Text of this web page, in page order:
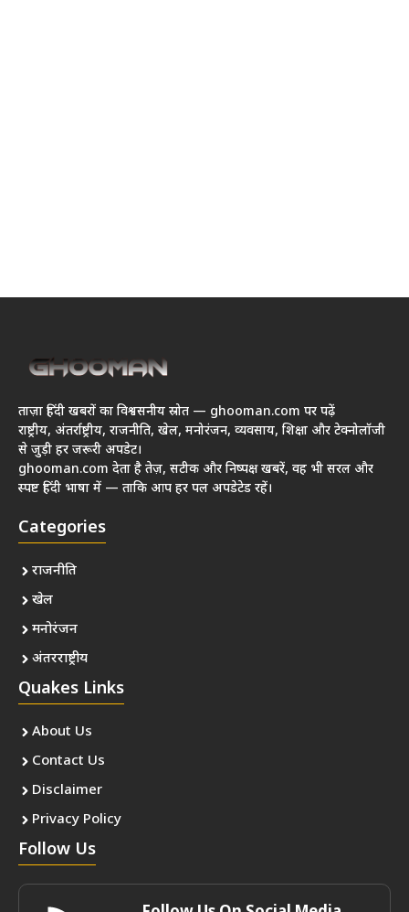
ताज़ा हिंदी खबरों का विश्वसनीय स्रोत — ghooman.com पर पढ़ें
राष्ट्रीय, अंतर्राष्ट्रीय, राजनीति, खेल, मनोरंजन, व्यवसाय, शिक्षा और टेक्नोलॉजी
से जुड़ी हर जरूरी अपडेट।
ghooman.com देता है तेज़, सटीक और निष्पक्ष खबरें, वह भी सरल और
स्पष्ट हिंदी भाषा में — ताकि आप हर पल अपडेटेड रहें।
Categories
राजनीति
खेल
मनोरंजन
अंतरराष्ट्रीय
Quakes Links
About Us
Contact Us
Disclaimer
Privacy Policy
Follow Us